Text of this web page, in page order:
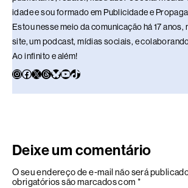
idade e sou formado em Publicidade e
Estou nesse meio da comunicação há 17 anos,
site, um podcast, mídias sociais, e
Ao infinito e além!
Deixe um comentário
O seu endereço de e-mail não será
obrigatórios são marcados com *